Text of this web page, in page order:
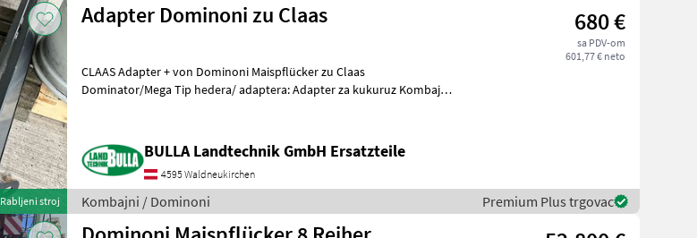
Rabljeni stroj
Adapter Dominoni zu Claas 680 €
sa PDV-om
601,77 € neto
CLAAS Adapter + von Dominoni Maispflücker zu Claas
Dominator/Mega Tip hedera/ adaptera: Adapter za kukuruz Kombajni
BULLA Landtechnik GmbH Ersatzteile
4595 Waldneukirchen
Kombajni / Dominoni Premium Plus trgovac